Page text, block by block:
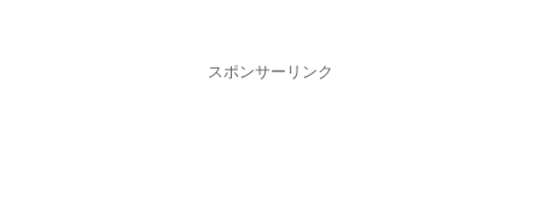
スポンサーリンク